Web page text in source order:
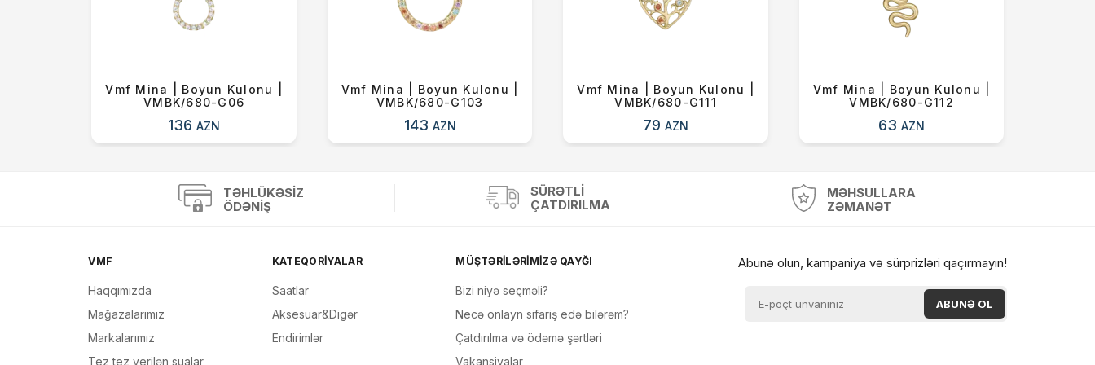
Vmf Mina | Boyun Kulonu |
VMBK/680-G06
136AZN
Vmf Mina | Boyun Kulonu |
VMBK/680-G103
143 AZN
Vmf Mina | Boyun Kulonu |
VMBK/680-G111
79AZN
Vmf Mina | Boyun Kulonu |
VMBK/680-G112
63AZN
TƏHLÜKƏSIZ
ÖDƏNIŞ
SÜRƏTLI
ÇATDIRILMA
MƏHSULLARA
ZƏMANƏT
VMF
Haqqımızda
Mağazalarımız
Markalarımız
Tez tez verilən sualar
KATEQORİYALAR
Saatlar
Aksesuar&Digər
Endirimlər
MÜŞTƏRİLƏRİMİZƏ QAYĞI
Bizi niyə seçməli?
Necə onlayn sifariş edə bilərəm?
Çatdırılma və ödəmə şərtləri
Vakansiyalar
Abunə olun, kampaniya və sürprizləri qaçırmayın!